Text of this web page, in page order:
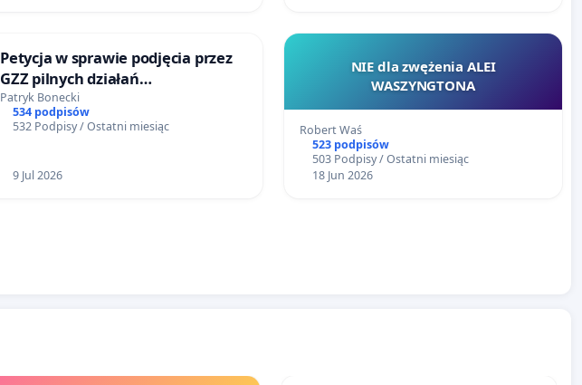
Petycja w sprawie podjęcia przez
GZZ pilnych działań
interwencyjnych zmierzających do
wykupu/zamiany gruntów
Widokowo-Leśno-Ekologicznego
Patryk Bonecki
534 podpisów
532 Podpisy / Ostatni miesiąc
9 Jul 2026
NIE dla zwężenia ALEI
WASZYNGTONA
Robert Waś
523 podpisów
503 Podpisy / Ostatni miesiąc
18 Jun 2026